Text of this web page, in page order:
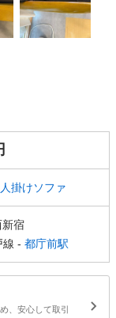
掛けソファ
宿
線 - 都庁前駅
、安心して取引